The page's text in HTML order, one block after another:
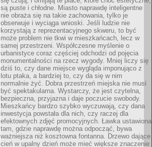
są puste i chłodne. Miasto naprawdę inteligentne
nie obraża się na takie zachowania, tylko je
obserwuje i wyciąga wnioski. Jeśli ludzie nie
korzystają z reprezentacyjnego skweru, to być
może problem nie tkwi w mieszkańcach, lecz w
samej przestrzeni. Współczesne myślenie o
urbanistyce coraz częściej odchodzi od pojęcia
monumentalności na rzecz wygody. Mniej liczy się
dziś to, czy dane miejsce wygląda imponująco z
lotu ptaka, a bardziej to, czy da się w nim
normalnie żyć. Dobra przestrzeń miejska nie musi
być spektakularna. Wystarczy, że jest czytelna,
bezpieczna, przyjazna i daje poczucie swobody.
Mieszkańcy bardzo szybko wyczuwają, czy dana
inwestycja powstała dla nich, czy raczej dla
efektownych zdjęć promocyjnych. Ławka ustawiona
tam, gdzie naprawdę można odpocząć, bywa
ważniejsza niż kosztowna fontanna. Drzewo dające
cień w upalny dzień może mieć większe znaczenie